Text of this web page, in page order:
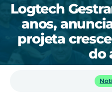
Logtech
anos,
projeta
do